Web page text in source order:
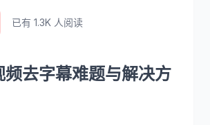
已有 1.3K 人阅读
频去字幕难题与解决方